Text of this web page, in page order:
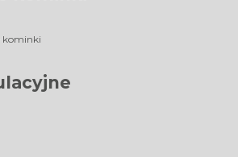
kominki